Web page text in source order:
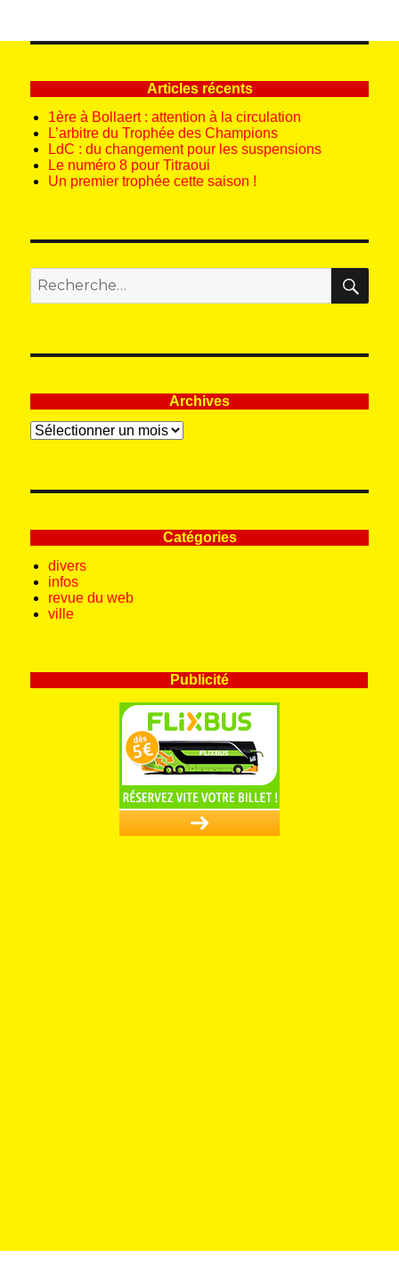
Articles récents
1ère à Bollaert : attention à la circulation
L’arbitre du Trophée des Champions
LdC : du changement pour les suspensions
Le numéro 8 pour Titraoui
Un premier trophée cette saison !
pour
:
Archives
Archives
Catégories
divers
infos
revue du web
ville